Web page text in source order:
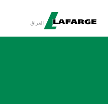
العراق